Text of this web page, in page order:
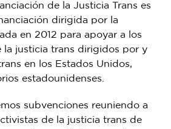
de la Justicia Trans es
dirigida por la
en 2012 para apoyar a los
la justicia trans dirigidos por y
en los Estados Unidos,
estadounidenses.
subvenciones reuniendo a
de la justicia trans de